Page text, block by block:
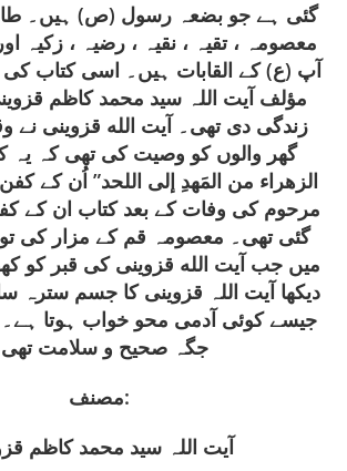
گئی ہے جو بضعہ رسول (ص) ہیں۔
معصومہ ، تقیہ ، نقیہ ، رضیہ ، زکیہ
آپ (ع) کے القابات ہیں۔ اسی کتاب کی
مؤلف آیت اللہ سید محمد کاظم
زندگی دی تھی۔ آیت الله قزوینی نے
گھر والوں کو وصیت کی تھی کہ یہ
الزهراء من المَهدِ إلى اللحد” اُن کے
مرحوم کی وفات کے بعد کتاب ان کے
گئی تھی۔ معصومہ قم کے مزار کی
میں جب آیت الله قزوینی کی قبر کو
دیکھا آیت اللہ قزوینی کا جسم سترہ
جیسے کوئی آدمی محو خواب ہوتا ہے۔
جگہ صحیح و سلامت
مصنف:
آیت اللہ سید محمد کاظم